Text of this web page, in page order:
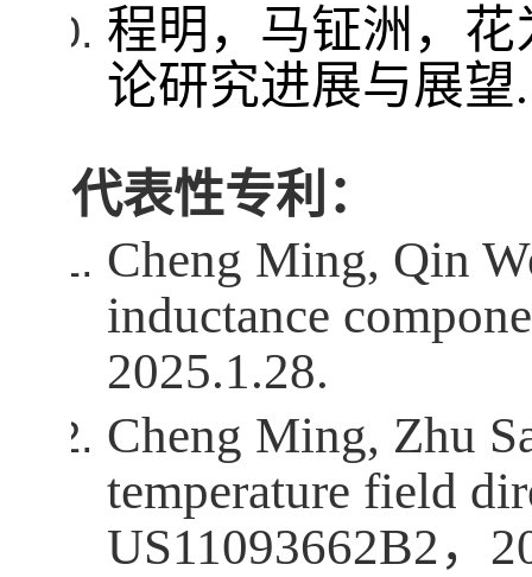
程明，马钲洲，
论研究进展与展望.
代表性专利：
Cheng Ming, Qin
inductance
2025.1.28.
Cheng Ming, Zhu
temperature field
US11093662B2，